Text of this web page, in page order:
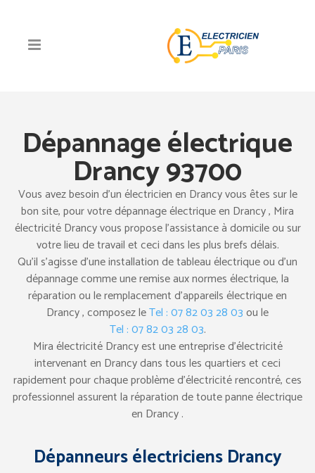
Dépannage électrique
Drancy 93700
Vous avez besoin d’un électricien en Drancy vous êtes sur le
bon site, pour votre dépannage électrique en Drancy , Mira
électricité Drancy vous propose l’assistance à domicile ou sur
votre lieu de travail et ceci dans les plus brefs délais.
Qu’il s’agisse d’une installation de tableau électrique ou d’un
dépannage comme une remise aux normes électrique, la
réparation ou le remplacement d’appareils électrique en
Drancy , composez leTel : 07 82 03 28 03ou le
Tel : 07 82 03 28 03.
Mira électricité Drancy est une entreprise d’électricité
intervenant en Drancy dans tous les quartiers et ceci
rapidement pour chaque problème d’électricité rencontré, ces
professionnel assurent la réparation de toute panne électrique
en Drancy .
Dépanneurs électriciens Drancy